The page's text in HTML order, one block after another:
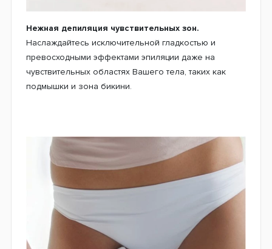
Нежная депиляция чувствительных зон.
Наслаждайтесь исключительной гладкостью и
превосходными эффектами эпиляции даже на
чувствительных областях Вашего тела, таких как
подмышки и зона бикини.